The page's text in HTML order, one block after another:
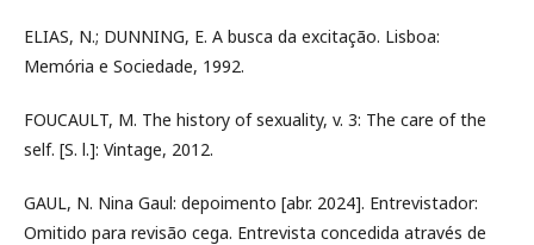
ELIAS, N.; DUNNING, E. A busca da excitação. Lisboa:
Memória e Sociedade, 1992.
FOUCAULT, M. The history of sexuality, v. 3: The care of the
self. [S. l.]: Vintage, 2012.
GAUL, N. Nina Gaul: depoimento [abr. 2024]. Entrevistador:
Omitido para revisão cega. Entrevista concedida através de